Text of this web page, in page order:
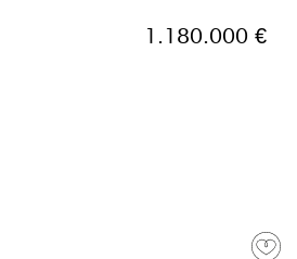
1.180.000 €